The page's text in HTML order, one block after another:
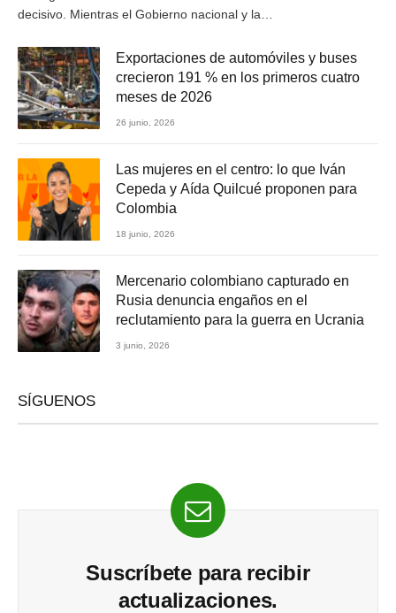
decisivo. Mientras el Gobierno nacional y la…
Exportaciones de automóviles y buses
crecieron 191 % en los primeros cuatro
meses de 2026
26 junio, 2026
Las mujeres en el centro: lo que Iván
Cepeda y Aída Quilcué proponen para
Colombia
18 junio, 2026
Mercenario colombiano capturado en
Rusia denuncia engaños en el
reclutamiento para la guerra en Ucrania
3 junio, 2026
SÍGUENOS
Suscríbete para recibir
actualizaciones.